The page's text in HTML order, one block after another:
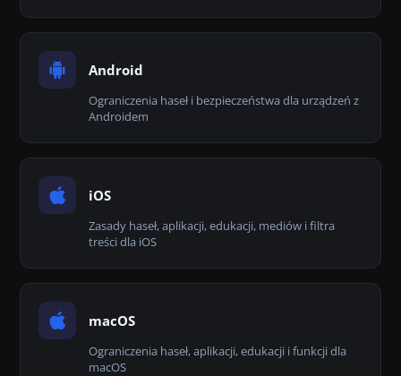
Android
Ograniczenia haseł i bezpieczeństwa dla urządzeń z
Androidem
iOS
Zasady haseł, aplikacji, edukacji, mediów i filtra
treści dla iOS
macOS
Ograniczenia haseł, aplikacji, edukacji i funkcji dla
macOS